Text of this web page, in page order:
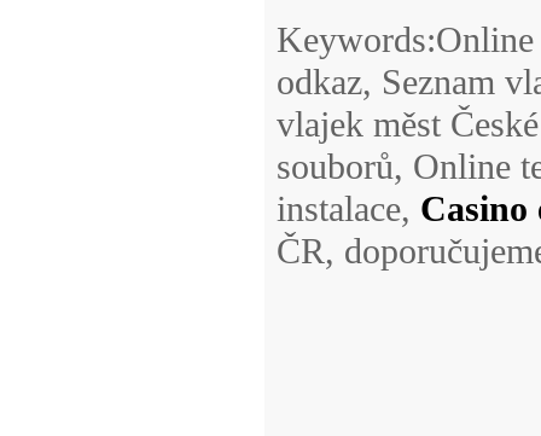
odkaz, Seznam
vlajek měst
souborů, Online
instalace, Casino
ČR,